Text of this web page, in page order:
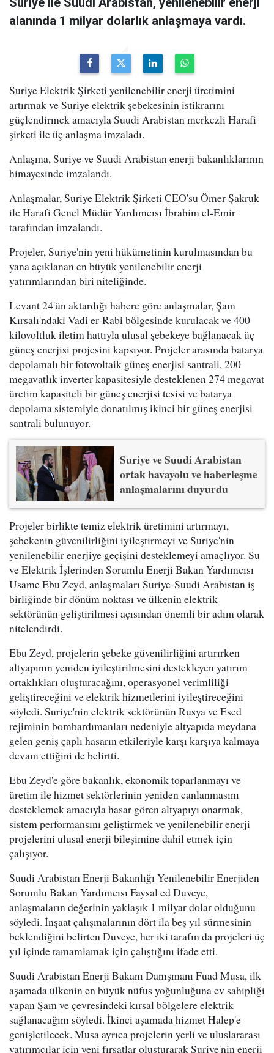
alanında 1 milyar dolarlık anlaşmaya vardı.
Suriye Elektrik Şirketi yenilenebilir enerji üretimini
artırmak ve Suriye elektrik şebekesinin istikrarını
güçlendirmek amacıyla Suudi Arabistan merkezli Harafi
şirketi ile üç anlaşma imzaladı.
Anlaşma, Suriye ve Suudi Arabistan enerji bakanlıklarının
himayesinde imzalandı.
Anlaşmalar, Suriye Elektrik Şirketi CEO'su Ömer Şakruk
ile Harafi Genel Müdür Yardımcısı İbrahim el-Emir
tarafından imzalandı.
Projeler, Suriye'nin yeni hükümetinin kurulmasından bu
yana açıklanan en büyük yenilenebilir enerji
yatırımlarından biri niteliğinde.
Levant 24'ün aktardığı habere göre anlaşmalar, Şam
Kırsalı'ndaki Vadi er-Rabi bölgesinde kurulacak ve 400
kilovoltluk iletim hattıyla ulusal şebekeye bağlanacak üç
güneş enerjisi projesini kapsıyor. Projeler arasında batarya
depolamalı bir fotovoltaik güneş enerjisi santrali, 200
megavatlık inverter kapasitesiyle desteklenen 274 megavat
üretim kapasiteli bir güneş enerjisi tesisi ve batarya
depolama sistemiyle donatılmış ikinci bir güneş enerjisi
santrali bulunuyor.
Suriye ve Suudi Arabistan
ortak havayolu ve haberleşme
anlaşmalarını duyurdu
Projeler birlikte temiz elektrik üretimini artırmayı,
şebekenin güvenilirliğini iyileştirmeyi ve Suriye'nin
yenilenebilir enerjiye geçişini desteklemeyi amaçlıyor. Su
ve Elektrik İşlerinden Sorumlu Enerji Bakan Yardımcısı
Usame Ebu Zeyd, anlaşmaları Suriye-Suudi Arabistan iş
birliğinde bir dönüm noktası ve ülkenin elektrik
sektörünün geliştirilmesi açısından önemli bir adım olarak
nitelendirdi.
Ebu Zeyd, projelerin şebeke güvenilirliğini artırırken
altyapının yeniden iyileştirilmesini destekleyen yatırım
ortaklıkları oluşturacağını, operasyonel verimliliği
geliştireceğini ve elektrik hizmetlerini iyileştireceğini
söyledi. Suriye'nin elektrik sektörünün Rusya ve Esed
rejiminin bombardımanları nedeniyle altyapıda meydana
gelen geniş çaplı hasarın etkileriyle karşı karşıya kalmaya
devam ettiğini de belirtti.
Ebu Zeyd'e göre bakanlık, ekonomik toparlanmayı ve
üretim ile hizmet sektörlerinin yeniden canlanmasını
desteklemek amacıyla hasar gören altyapıyı onarmak,
sistem performansını geliştirmek ve yenilenebilir enerji
projelerini ulusal enerji bileşimine dahil etmek için
çalışıyor.
Suudi Arabistan Enerji Bakanlığı Yenilenebilir Enerjiden
Sorumlu Bakan Yardımcısı Faysal ed Duveyc,
anlaşmaların değerinin yaklaşık 1 milyar dolar olduğunu
söyledi. İnşaat çalışmalarının dört ila beş yıl sürmesinin
beklendiğini belirten Duveyc, her iki tarafın da projeleri üç
yıl içinde tamamlamak için çalıştığını ifade etti.
Suudi Arabistan Enerji Bakanı Danışmanı Fuad Musa, ilk
aşamada ülkenin en büyük nüfus yoğunluğuna ev sahipliği
yapan Şam ve çevresindeki kırsal bölgelere elektrik
sağlanacağını söyledi. İkinci aşamada hizmet Halep'e
genişletilecek. Musa ayrıca projelerin yerli ve uluslararası
yatırımcılar için yeni fırsatlar oluşturarak Suriye'nin enerji